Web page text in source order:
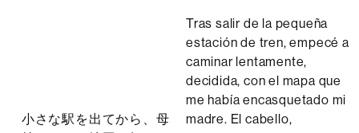
小さな駅を出てから、母
Tras salir de la pequeña
estación de tren, empecé a
caminar lentamente,
decidida, con el mapa que
me había encasquetado mi
madre. El cabello,